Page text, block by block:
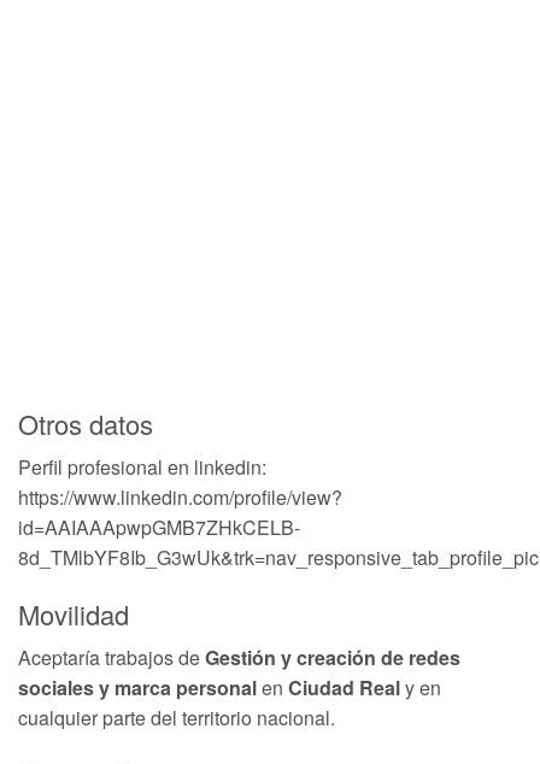
Otros datos
Perfil profesional en linkedin:
https://www.linkedin.com/profile/view?
id=AAIAAApwpGMB7ZHkCELB-
8d_TMlbYF8Ib_G3wUk&trk=nav_responsive_tab_profile_pic
Movilidad
Aceptaría trabajos deGestión y creación de redes
sociales y marca personalen Ciudad Realy en
cualquier parte del territorio nacional.